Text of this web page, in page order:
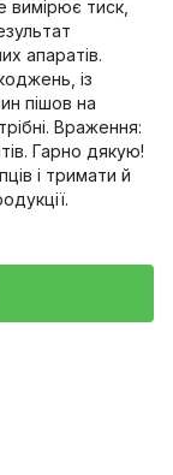
тиск,
апаратів.
із
пішов на
Враження:
Гарно дякую!
і тримати й